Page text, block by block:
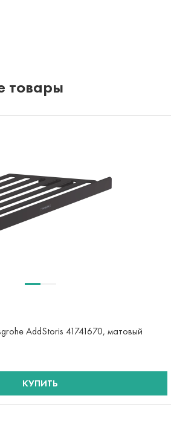
товары
AddStoris 41741670, матовый
КУПИТЬ